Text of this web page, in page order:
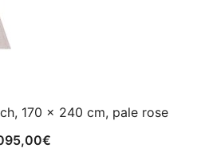
170 x 240 cm, pale rose
€